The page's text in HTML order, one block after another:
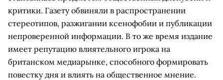
критики. Газету обвиняли в распространении
стереотипов, разжигании ксенофобии и публикации
непроверенной информации. В то же время издание
имеет репутацию влиятельного игрока на
британском медиарынке, способного формировать
повестку дня и влиять на общественное мнение.